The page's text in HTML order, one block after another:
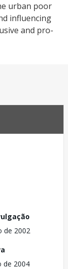
urban poor
influencing
and pro-
de 2002
de 2004